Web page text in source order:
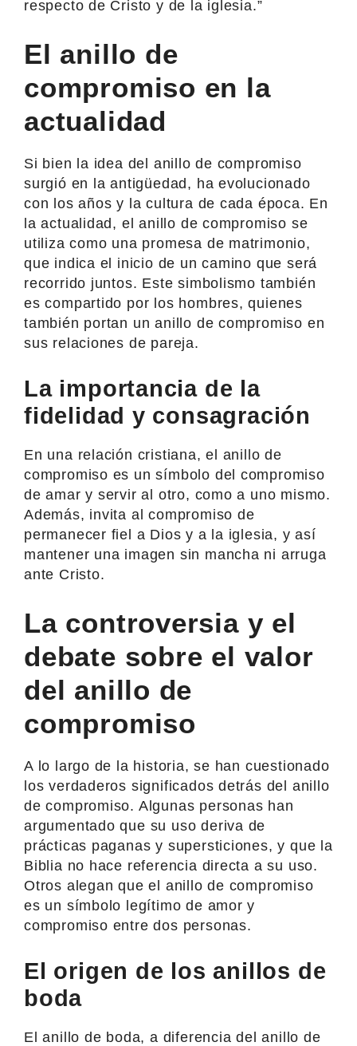
respecto de Cristo y de la iglesia.”
El anillo de
compromiso en la
actualidad
Si bien la idea del anillo de compromiso
surgió en la antigüedad, ha evolucionado
con los años y la cultura de cada época. En
la actualidad, el anillo de compromiso se
utiliza como una promesa de matrimonio,
que indica el inicio de un camino que será
recorrido juntos. Este simbolismo también
es compartido por los hombres, quienes
también portan un anillo de compromiso en
sus relaciones de pareja.
La importancia de la
fidelidad y consagración
En una relación cristiana, el anillo de
compromiso es un símbolo del compromiso
de amar y servir al otro, como a uno mismo.
Además, invita al compromiso de
permanecer fiel a Dios y a la iglesia, y así
mantener una imagen sin mancha ni arruga
ante Cristo.
La controversia y el
debate sobre el valor
del anillo de
compromiso
A lo largo de la historia, se han cuestionado
los verdaderos significados detrás del anillo
de compromiso. Algunas personas han
argumentado que su uso deriva de
prácticas paganas y supersticiones, y que la
Biblia no hace referencia directa a su uso.
Otros alegan que el anillo de compromiso
es un símbolo legítimo de amor y
compromiso entre dos personas.
El origen de los anillos de
boda
El anillo de boda, a diferencia del anillo de